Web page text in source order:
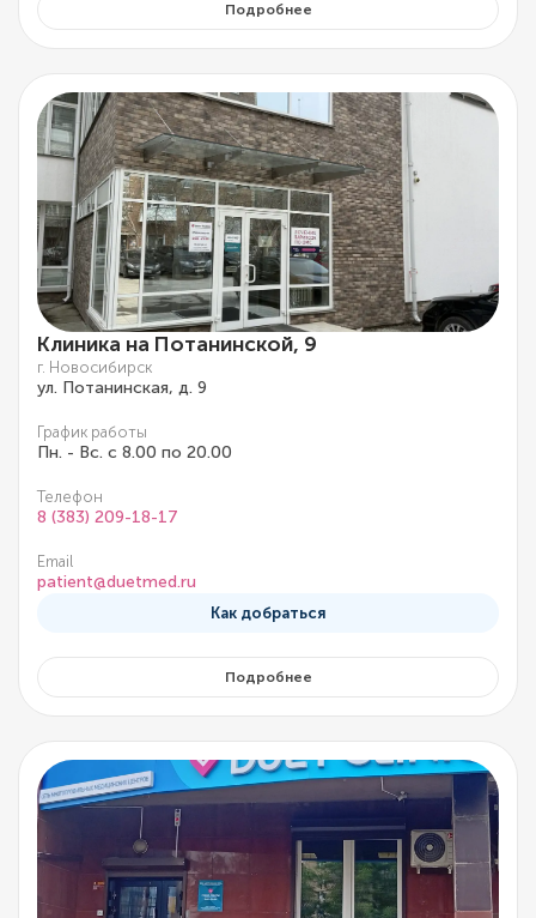
Подробнее
Клиника на Потанинской, 9
г. Новосибирск
ул. Потанинская, д. 9
График работы
Пн. - Вс. с 8.00 по 20.00
Телефон
8 (383) 209-18-17
Email
patient@duetmed.ru
Как добраться
Подробнее